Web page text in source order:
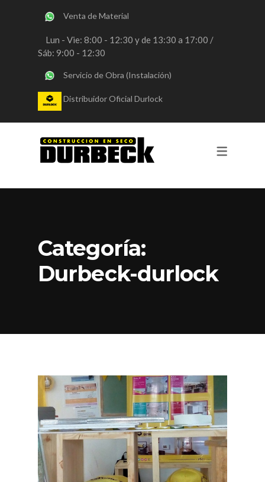
SERVICIOS
VENTA DE MATERIALES
REVESTIMIENTOS Y PINTURA
Venta de Material
Lun - Vie: 8:00 - 12:30 y de 13:30 a 17:00 /
Sáb: 9:00 - 12:30
Servicio de Obra (Instalación)
Distribuidor Oficial Durlock
Categoría:
Durbeck-durlock